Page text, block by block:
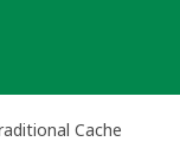
Cache